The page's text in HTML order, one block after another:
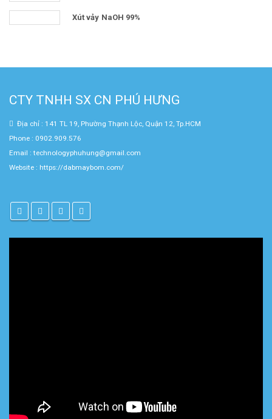
Xút vảy NaOH 99%
CTY TNHH SX CN PHÚ HƯNG
Địa chỉ : 141 TL 19, Phường Thạnh Lộc, Quận 12, Tp.HCM
Phone : 0902.909.576
Email : technologyphuhung@gmail.com
Website : https://dabmaybom.com/